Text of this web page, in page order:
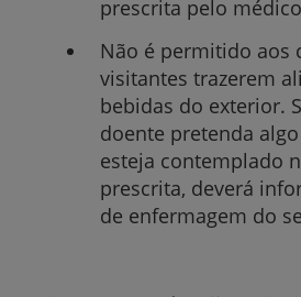
prescrita pelo
Não é permitido aos
visitantes trazerem
bebidas do exterior.
doente pretenda
esteja contemplado
prescrita, deverá
de enfermagem do